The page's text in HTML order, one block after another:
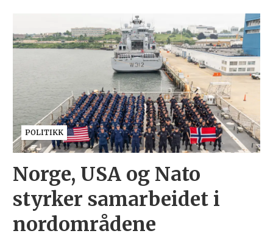
POLITIKK
Norge, USA og Nato
styrker samarbeidet i
nordområdene